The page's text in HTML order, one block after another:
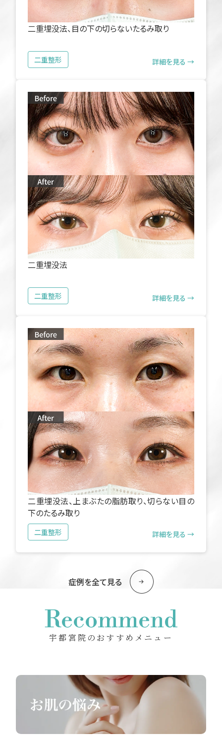
二重埋没法、目の下の切らないたるみ取り
二重整形 詳細を見る →
二重埋没法
二重整形 詳細を見る →
二重埋没法、上まぶたの脂肪取り、切らない目の
下のたるみ取り
二重整形 詳細を見る →
症例を全て見る
Recommend
宇都宮院のおすすめメニュー